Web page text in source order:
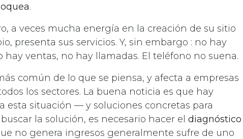
.
a veces mucha energía en la creación de su sitio
presenta sus servicios. Y, sin embargo : no hay
ventas, no hay llamadas. El teléfono no suena.
común de lo que se piensa, y afecta a empresas
los sectores. La buena noticia es que hay
esta situación — y soluciones concretas para
la solución, es necesario hacer el diagnóstico
no genera ingresos generalmente sufre de uno